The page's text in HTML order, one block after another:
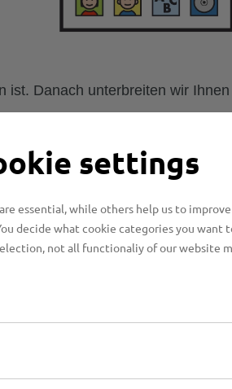
ist. Danach unterbreiten wir Ihnen
settings
essential, while others help us to
decide what cookie categories you want
not all functionaliy of our website